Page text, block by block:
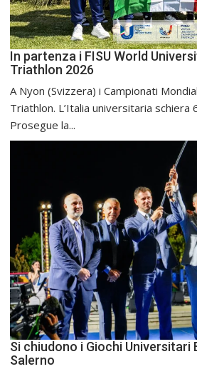
In partenza i FISU World
Triathlon 2026
A Nyon (Svizzera) i Campionati
Triathlon. L’Italia universitaria
Prosegue la...
Si chiudono i Giochi Universitari
Salerno